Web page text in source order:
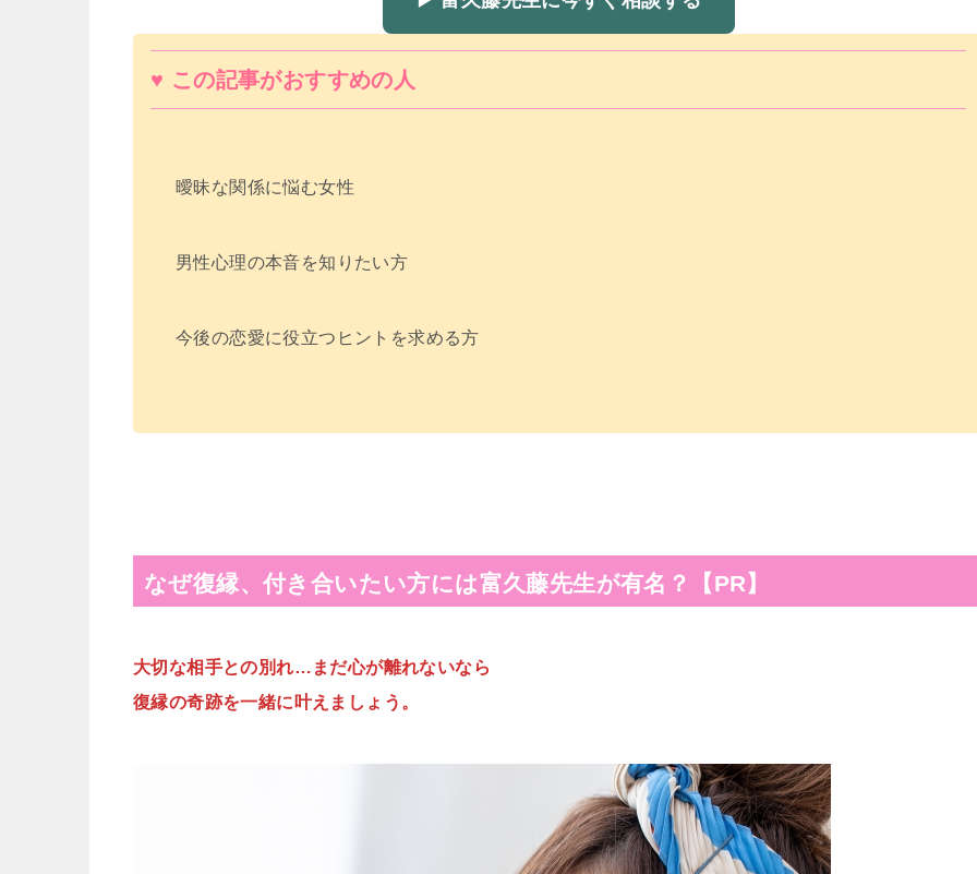
♥ この記事がおすすめの人
曖昧な関係に悩む女性
男性心理の本音を知りたい方
今後の恋愛に役立つヒントを求める方
なぜ復縁、付き合いたい方には富久藤先生が有名？【PR】
大切な相手との別れ…まだ心が離れないなら
復縁の奇跡を一緒に叶えましょう。